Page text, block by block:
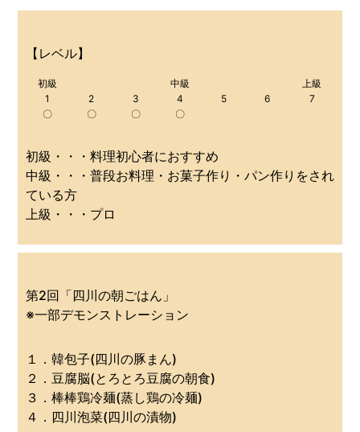
【レベル】
初級 中級
上級
1
2 3 4 5 6
7
〇
〇 〇 〇
初級・・・料理初心者におすすめ
中級・・・普段お料理・お菓子作り・パン作りをされ
ている方
上級・・・プロ
第2回「四川の朝ごはん」
※一部デモンストレーション
１．韓包子(四川の豚まん)
２．豆腐脳(とろとろ豆腐の朝食)
３．棒棒鶏冷麺(蒸し鶏の冷麺)
４．四川泡菜(四川の漬物)